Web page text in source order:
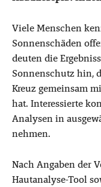
Viele Menschen
Sonnenschäden
deuten die
Sonnenschutz hin,
Kreuz gemeinsam
hat. Interessierte
Analysen in
nehmen.
Nach Angaben der
Hautanalyse-Tool